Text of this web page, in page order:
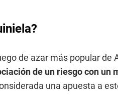
de azar más popular de
de un riesgo con un
una apuesta a